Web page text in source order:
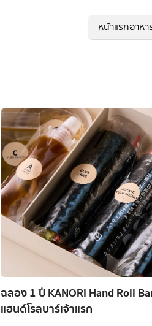
หน้าแรกอาหา
ฉลอง 1 ปี KANORI Hand Roll
แฮนด์โรลบาร์เจ้าแรก